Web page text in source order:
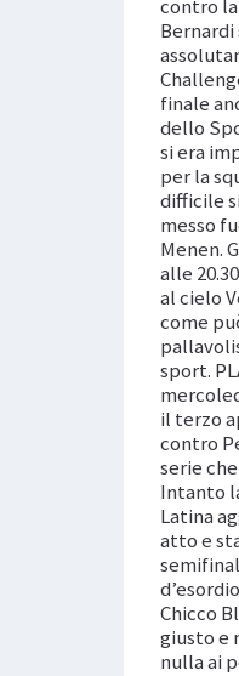
contro
finale
dello
si era
per la
difficile
messo
Menen.
alle
al cielo
come
sport.
il terzo
contro
serie
Intanto
Latina
atto e
Chicco
giusto e
nulla ai